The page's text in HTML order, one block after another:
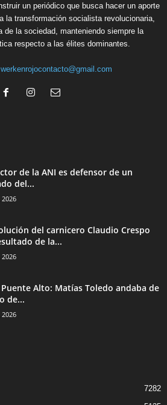
un periódico que busca hacer un aporte
la transformación socialista revolucionaria,
de la sociedad, manteniendo siempre la
respecto a las élites dominantes.
werkenrojocontacto@gmail.com
de la ANI es defensor de un
del...
del carnicero Claudio Crespo
de la...
Puente Alto: Matías Toledo andaba de
de...
7282